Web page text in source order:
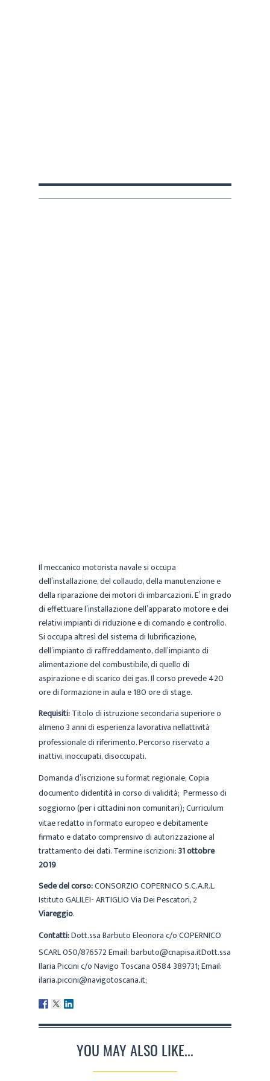
Il meccanico motorista navale si occupa
dell’installazione, del collaudo, della manutenzione e
della riparazione dei motori di imbarcazioni. E’ in grado
di effettuare l’installazione dell’apparato motore e dei
relativi impianti di riduzione e di comando e controllo.
Si occupa altresì del sistema di lubrificazione,
dell’impianto di raffreddamento, dell’impianto di
alimentazione del combustibile, di quello di
aspirazione e di scarico dei gas. Il corso prevede 420
ore di formazione in aula e 180 ore di stage.
Requisiti:Titolo di istruzione secondaria superiore o
almeno 3 anni di esperienza lavorativa nellattività
professionale di riferimento. Percorso riservato a
inattivi, inoccupati, disoccupati.
Domanda d’iscrizione su format regionale; Copia
documento didentità in corso di validità;  Permesso di
soggiorno (per i cittadini non comunitari); Curriculum
vitae redatto in formato europeo e debitamente
firmato e datato comprensivo di autorizzazione al
trattamento dei dati. Termine iscrizioni:31 ottobre
2019
Sede del corso:CONSORZIO COPERNICO S.C.A.R.L.
Istituto GALILEI- ARTIGLIO Via Dei Pescatori, 2
Viareggio.
Contatti:Dott.ssa Barbuto Eleonora c/o COPERNICO
SCARL 050/876572 Email: barbuto@cnapisa.itDott.ssa
Ilaria Piccini c/o Navigo Toscana 0584 389731; Email:
ilaria.piccini@navigotoscana.it;
YOU MAY ALSO LIKE...